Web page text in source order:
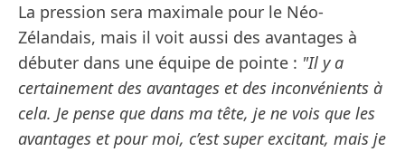
La pression sera maximale pour le Néo-
Zélandais, mais il voit aussi des avantages à
débuter dans une équipe de pointe : "Il y a
certainement des avantages et des inconvénients à
cela. Je pense que dans ma tête, je ne vois que les
avantages et pour moi, c’est super excitant, mais je